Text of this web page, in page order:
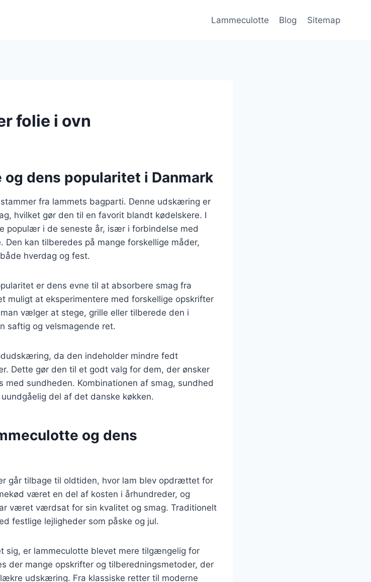
Lammeculotte Blog Sitemap
folie i ovn
dens popularitet i Danmark
fra lammets bagparti. Denne udskæring er
hvilket gør den til en favorit blandt kødelskere. I
populær i de seneste år, især i forbindelse med
kan tilberedes på mange forskellige måder,
hverdag og fest.
er dens evne til at absorbere smag fra
muligt at eksperimentere med forskellige opskrifter
vælger at stege, grille eller tilberede den i
saftig og velsmagende ret.
da den indeholder mindre fedt
Dette gør den til et godt valg for dem, der ønsker
med sundheden. Kombinationen af smag, sundhed
del af det danske køkken.
og dens
går tilbage til oldtiden, hvor lam blev opdrættet for
været en del af kosten i århundreder, og
været værdsat for sin kvalitet og smag. Traditionelt
festlige lejligheder som påske og jul.
sig, er lammeculotte blevet mere tilgængelig for
der mange opskrifter og tilberedningsmetoder, der
udskæring. Fra klassiske retter til moderne